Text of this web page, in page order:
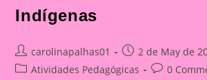
Indígenas
Post
author:
carolinapalhas01
Post
published:
2 de May de
PostAtividades Pedagógicas
Post0